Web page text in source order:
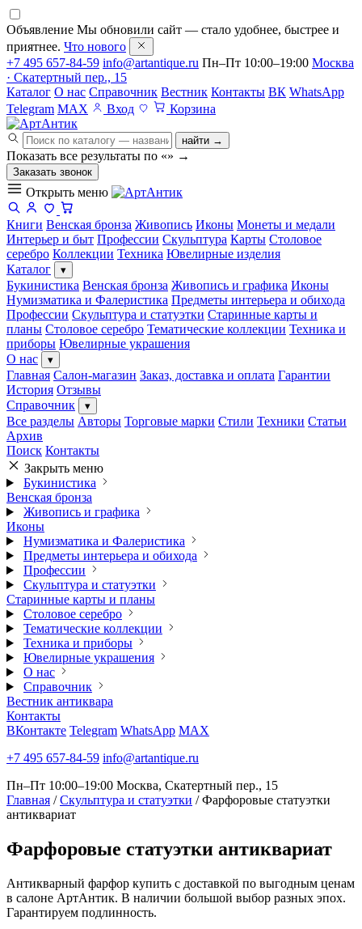
Объявление Мы обновили сайт — стало удобнее, быстрее и
приятнее. Что нового
+7 495 657-84-59 info@artantique.ru Пн–Пт 10:00–19:00 Москва
· Скатертный пер., 15
Каталог О нас Справочник Вестник Контакты ВК WhatsApp
Telegram MAX Вход Корзина
найти →
Показать все результаты по «» →
Заказать звонок
Открыть меню
Книги Венская бронза Живопись Иконы Монеты и медали
Интерьер и быт Профессии Скульптура Карты Столовое
серебро Коллекции Техника Ювелирные изделия
Каталог
▾
Букинистика Венская бронза Живопись и графика Иконы
Нумизматика и Фалеристика Предметы интерьера и обихода
Профессии Скульптура и статуэтки Старинные карты и
планы Столовое серебро Тематические коллекции Техника и
приборы Ювелирные украшения
О нас
▾
Главная Салон-магазин Заказ, доставка и оплата Гарантии
История Отзывы
Справочник
▾
Все разделы Авторы Торговые марки Стили Техники Статьи
Архив
Поиск Контакты
Закрыть меню
Букинистика
Венская бронза
Живопись и графика
Иконы
Нумизматика и Фалеристика
Предметы интерьера и обихода
Профессии
Скульптура и статуэтки
Старинные карты и планы
Столовое серебро
Тематические коллекции
Техника и приборы
Ювелирные украшения
О нас
Справочник
Вестник антиквара
Контакты
ВКонтакте Telegram WhatsApp MAX
+7 495 657-84-59 info@artantique.ru
Пн–Пт 10:00–19:00 Москва, Скатертный пер., 15
Главная / Скульптура и статуэтки / Фарфоровые статуэтки
антиквариат
Фарфоровые статуэтки антиквариат
Антикварный фарфор купить с доставкой по выгодным ценам
в салоне АртАнтик. В наличии большой выбор разных эпох.
Гарантируем подлинность.